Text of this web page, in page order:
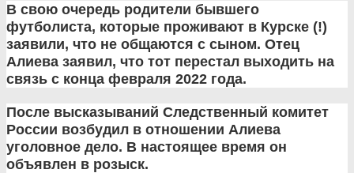
В свою очередь родители бывшего
футболиста, которые проживают в Курске (!)
заявили, что не общаются с сыном. Отец
Алиева заявил, что тот перестал выходить на
связь с конца февраля 2022 года.
После высказываний Следственный комитет
России возбудил в отношении Алиева
уголовное дело. В настоящее время он
объявлен в розыск.